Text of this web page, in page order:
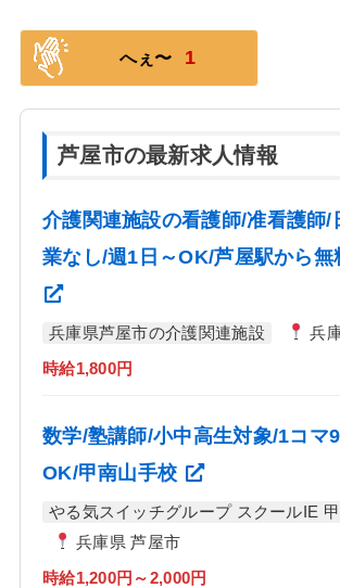
へぇ〜 1
芦屋市の最新求人情報
介護関連施設の看護師/准看護師/
業なし/週1日～OK/芦屋駅から無
兵庫県芦屋市の介護関連施設 兵
時給1,800円
数学/塾講師/小中高生対象/1コマ
OK/甲南山手校
やる気スイッチグループ スクールIE
兵庫県 芦屋市
時給1,200円～2,000円